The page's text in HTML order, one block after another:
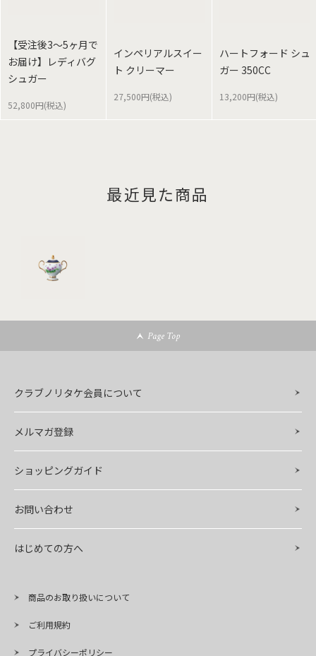
【受注後3～5ヶ月で
お届け】レディバグ
シュガー
52,800円(税込)
インペリアルスイー
ト クリーマー
27,500円(税込)
ハートフォード シュ
ガー 350CC
13,200円(税込)
最近見た商品
Page Top
クラブノリタケ会員について
メルマガ登録
ショッピングガイド
お問い合わせ
はじめての方へ
商品のお取り扱いについて
ご利用規約
プライバシーポリシー